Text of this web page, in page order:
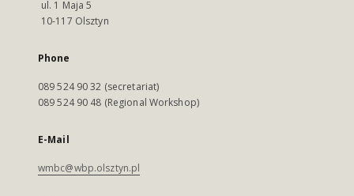
ul. 1 Maja 5
10-117 Olsztyn
Phone
089 524 90 32 (secretariat)
089 524 90 48 (Regional Workshop)
E-Mail
wmbc@wbp.olsztyn.pl